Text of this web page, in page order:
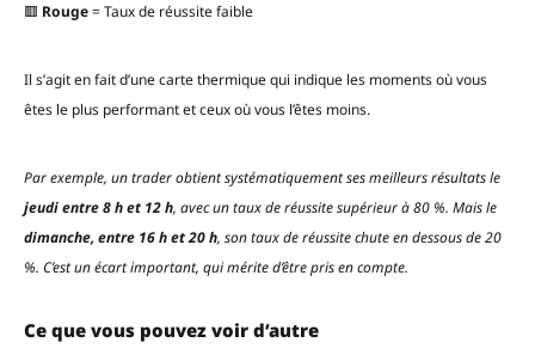
🟥 Rouge= Taux de réussite faible
Il s’agit en fait d’une carte thermique qui indique les moments où vous
êtes le plus performant et ceux où vous l’êtes moins.
Par exemple, un trader obtient systématiquement ses meilleurs résultats le
jeudi entre 8 h et 12 h, avec un taux de réussite supérieur à 80 %. Mais le
dimanche, entre 16 h et 20 h, son taux de réussite chute en dessous de 20
%. C’est un écart important, qui mérite d’être pris en compte.
Ce que vous pouvez voir d’autre